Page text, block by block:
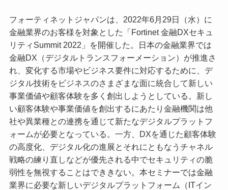
フォーティネットジャパンは、2022年6月29日（水）に
金融業界のお客様を対象とした「Fortinet 金融DXセキュ
リティSummit 2022」を開催した。日本の金融業界では
金融DX（デジタルトランスフォーメーション）が推進さ
れ、変化する市場やビジネス要件に対応するために、デ
ジタル技術をビジネスのさまざまな面に統合して新しい
事業価値や顧客体験を多く創出しようとしている。新し
い顧客体験や事業価値を創出するにあたり金融機関は他
社や異業種との連携を通じて新たなデジタルプラットフ
ォームが必要となっている。一方、DXを通じた顧客体験
の高度化、デジタル化の進展とそれにともなうチャネル
戦略の練り直しなどが優先される中でセキュリティの脆
弱性を無視することはでききない。本セミナーでは金融
業界に必要な新しいデジタルプラットフォーム（ITイン